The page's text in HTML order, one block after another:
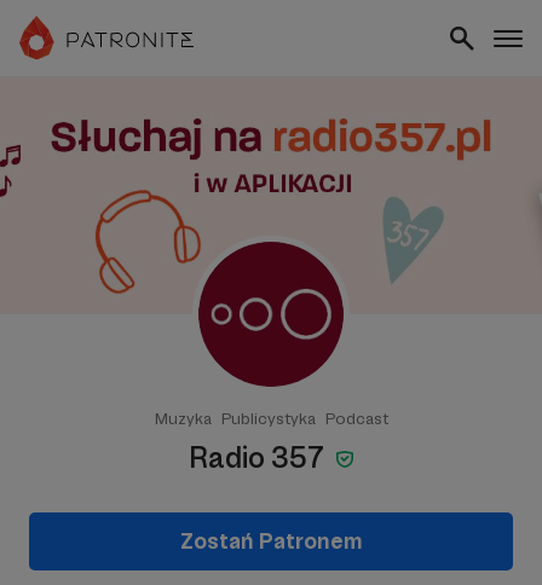
Muzyka Publicystyka Podcast
Radio 357
Zostań Patronem